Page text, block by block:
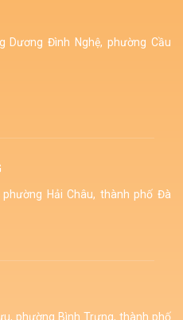
Dương Đình Nghệ, phường Cầu
Hải Châu, thành phố Đà
phường Bình Trưng, thành phố